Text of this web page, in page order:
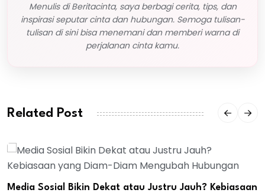
Menulis di Beritacinta, saya berbagi cerita, tips, dan
inspirasi seputar cinta dan hubungan. Semoga tulisan-
tulisan di sini bisa menemani dan memberi warna di
perjalanan cinta kamu.
Related Post
Media Sosial Bikin Dekat atau Justru Jauh? Kebiasaan